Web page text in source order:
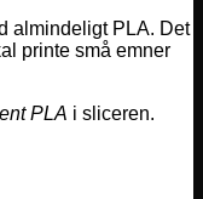
almindeligt PLA. Det
printe små emner
PLA i sliceren.